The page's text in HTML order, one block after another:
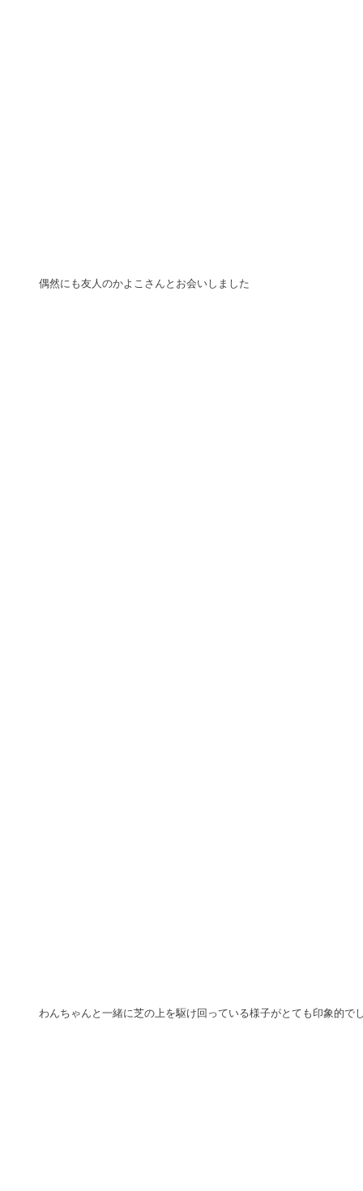
偶然にも友人のかよこさんとお会いしました
わんちゃんと一緒に芝の上を駆け回っている様子がとても印象的で